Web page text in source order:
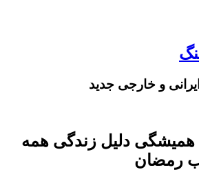
و خارجی جدید
همیشگی دلیل زندگی همه
رمضان